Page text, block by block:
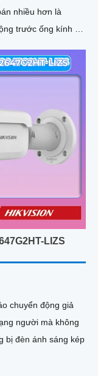
trước ống kính và
LIZS
chuyển động giả
người mà không